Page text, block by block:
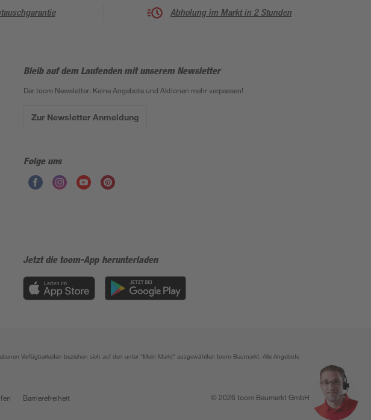
Abholung im Markt in 2 Stunden
Bleib auf dem Laufenden mit unserem Newsletter
Der toom Newsletter: Keine Angebote und Aktionen mehr verpassen!
Zur Newsletter Anmeldung
Folge uns
Jetzt die toom-App herunterladen
Verfügbarkeiten beziehen sich auf den unter "Mein Markt" ausgewählten toom Baumarkt. Alle Angebote
Barrierefreiheit © 2026 toom Baumarkt GmbH